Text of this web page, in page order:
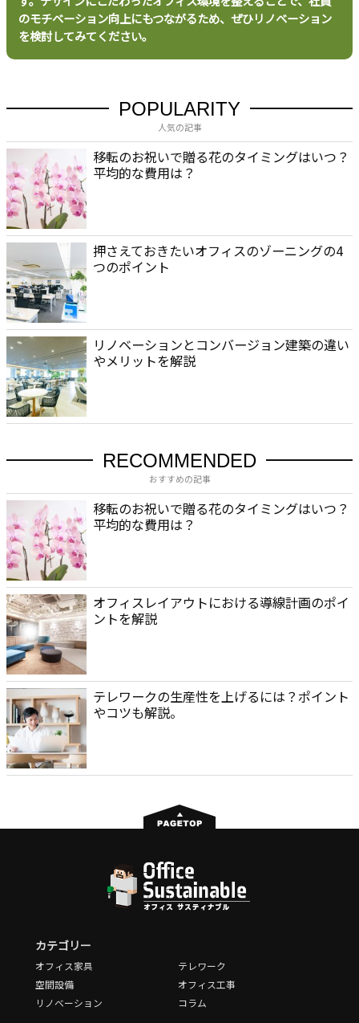
リ
シ
い
わ
せ
のモチベーション向上にもつながるため、ぜひリノベーション
を検討してみてください。
POPULARITY
人気の記事
移転のお祝いで贈る花のタイミングはいつ？
平均的な費用は？
押さえておきたいオフィスのゾーニングの4
つのポイント
リノベーションとコンバージョン建築の違い
やメリットを解説
RECOMMENDED
おすすめの記事
移転のお祝いで贈る花のタイミングはいつ？
平均的な費用は？
オフィスレイアウトにおける導線計画のポイ
ントを解説
テレワークの生産性を上げるには？ポイント
やコツも解説。
カテゴリー
オフィス家具
テレワーク
空間設備
オフィス工事
リノベーション
コラム